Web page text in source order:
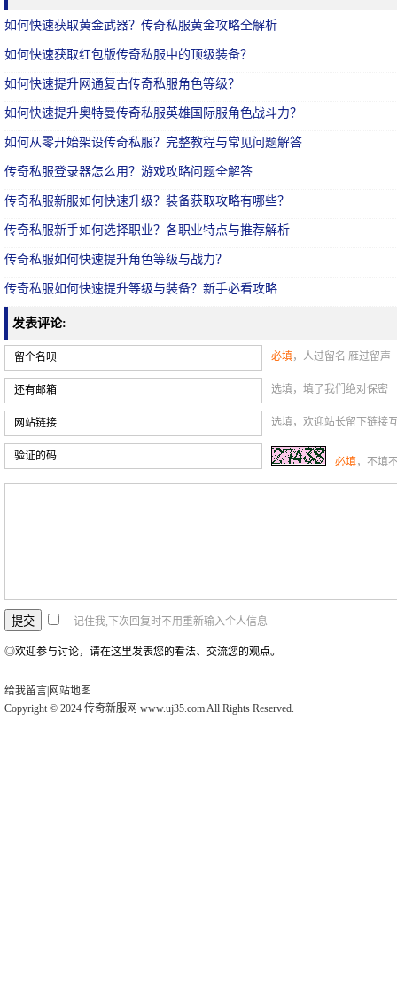
如何快速获取黄金武器？传奇私服黄金攻略全解析
如何快速获取红包版传奇私服中的顶级装备？
如何快速提升网通复古传奇私服角色等级？
如何快速提升奥特曼传奇私服英雄国际服角色战斗力？
如何从零开始架设传奇私服？完整教程与常见问题解答
传奇私服登录器怎么用？游戏攻略问题全解答
传奇私服新服如何快速升级？装备获取攻略有哪些？
传奇私服新手如何选择职业？各职业特点与推荐解析
传奇私服如何快速提升角色等级与战力？
传奇私服如何快速提升等级与装备？新手必看攻略
发表评论:
留个名呗 必填，人过留名 雁过留声
还有邮箱 选填，填了我们绝对保密
网站链接 选填，欢迎站长留下链接
验证的码 必填，不填
记住我,下次回复时不用重新输入个人信息
◎欢迎参与讨论，请在这里发表您的看法、交流您的观点。
给我留言 网站地图
Copyright © 2024 传奇新服网 www.uj35.com All Rights Reserved.